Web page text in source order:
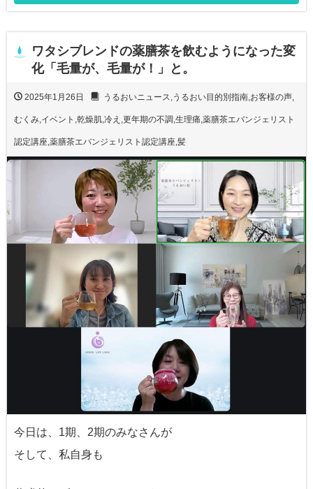
ワタシブレンドの薬膳茶を飲むようになった変
化「毛量が、毛量が！」と。
2025年1月26日 うるおいニュース うるおい目的別指南 お客様の声
むくみ イベント 乾燥肌 冷え 更年期の不調 生理痛 薬膳茶エバンジェリスト
認定講座 薬膳茶エバンジェリスト認定講座 髪
今日は、1期、2期のみなさんが
そして、私自身も